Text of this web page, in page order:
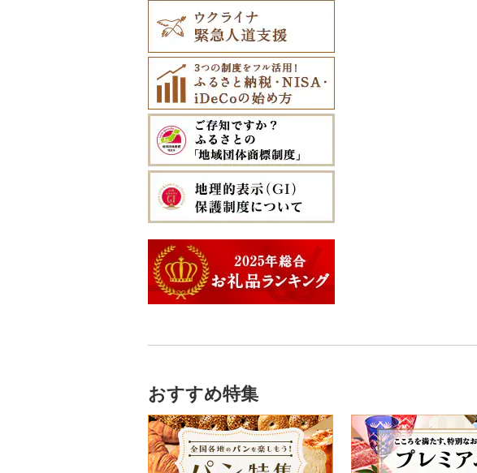
中札内村
滝川市
比布町
鶴居村
釧路市
苫前町
当別町
占冠村
上士幌町
平取町
七飯町
北見市
室蘭市
倶知安町
天塩町
むつ市
田舎館村
青森県（県庁）
三沢市
西目屋村
山田町
大槌町
大和町
大郷町
南三陸町
仙台市
大河原町
角田市
涌谷町
東松島市
寒河江市
西川町
高畠町
山形市
三川町
大江町
米沢市
福島市
新地町
葛尾村
三島町
桑折町
矢吹町
国見町
檜枝岐村
喜多方市
南相馬市
会津若松市
大熊町
中島村
川内村
平田村
水戸市
鉾田市
桜川市
石岡市
茨城県（県庁）
坂東市
小美玉市
日立市
大子町
鹿嶋市
阿見町
那珂市
古河市
草津町
高崎市
群馬県（県庁）
大泉町
長野原町
中之条町
吉見町
東松山市
入間市
志木市
北本市
桶川市
加須市
三郷市
八潮市
越生町
さいたま市
鴻巣市
小川町
本庄市
熊谷市
佐倉市
木更津市
茂原市
野田市
山武市
鴨川市
印西市
神崎町
船橋市
千葉市
白井市
成田市
松戸市
匝瑳市
市川市
板橋区
渋谷区
千代田区
新宿区
江東区
青梅市
国立市
品川区
福生市
小平市
文京区
大田区
羽村市
横浜市
茅ヶ崎市
川崎市
厚木市
海老名市
相模原市
座間市
二宮町
湯沢町
新潟市
甲州市
丹波山村
売木村
小諸市
木曽町
箕輪町
駒ヶ根市
王滝村
千曲市
辰野町
茅野市
喬木村
阿智村
小川村
栄村
坂城町
富士見町
海津市
関ケ原町
七宗町
笠松町
東白川村
土岐市
岐阜県（県庁）
下呂市
多治見市
垂井町
恵那市
白川町
揖斐川町
北方町
可児市
森町
川根本町
富士市
御前崎市
東伊豆町
西伊豆町
清水町
南伊豆町
松崎町
湖西市
磐田市
三島市
菊川市
東海市
新城市
春日井市
瀬戸市
大府市
半田市
あま市
岩倉市
小牧市
愛西市
長久手市
豊川市
知立市
日進市
常滑市
八幡市
京田辺市
向日市
吹田市
河南町
和泉市
高槻市
豊中市
箕面市
太子町
岬町
千早赤阪村
東大阪市
摂津市
島本町
堺市
大東市
門真市
尼崎市
加西市
宝塚市
淡路市
丹波篠山市
香美町
芦屋市
神戸市
川西市
三田市
赤穂市
相生市
兵庫県（県庁）
播磨町
たつの市
上牧町
明日香村
吉野町
奈良市
大和郡山市
野迫川村
葛城市
三宅町
生駒市
東吉野村
五條市
香芝市
奈良県（県庁）
下市町
すさみ町
日高町
有田川町
印南町
和歌山県（県庁）
みなべ町
かつらぎ町
田辺市
北山村
串本町
矢掛町
鏡野町
香南市
大豊町
田野町
高知市
東洋町
越知町
安芸市
本山町
土佐清水市
北川村
佐川町
梼原町
岡垣町
豊前市
嘉麻市
筑後市
大木町
直方市
遠賀町
大任町
北九州市
宇美町
小郡市
福津市
小竹町
柳川市
篠栗町
人吉市
宇土市
荒尾市
産山村
益城町
御船町
山都町
阿蘇市
合志市
美里町
苓北町
嘉島町
甲佐町
錦町
熊本市
延岡市
串間市
五ヶ瀬町
高原町
小林市
高鍋町
美郷町
諸塚村
都農町
鹿屋市
宇検村
天城町
南種子町
知名町
与論町
錦江町
霧島市
鹿児島県（県庁）
阿久根市
日置市
肝付町
西之表市
東串良町
瀬戸内町
与那原町
豊見城市
東村
読谷村
恩納村
伊平屋村
西原町
金武町
宜野座村
名護市
国頭村
石垣市
与那国町
おすすめ特集